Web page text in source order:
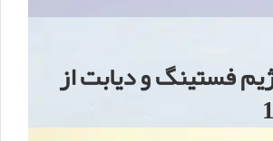
فستینگ و دیابت از